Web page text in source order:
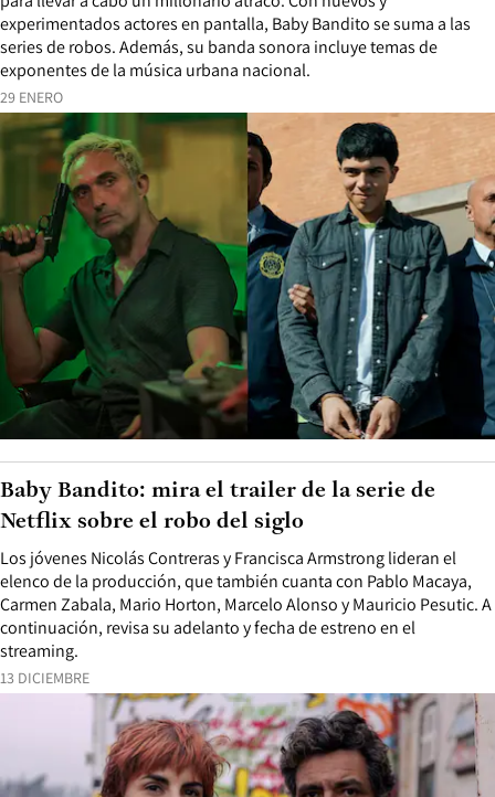
29 ENERO
experimentados actores en pantalla, Baby Bandito se suma a las
series de robos. Además, su banda sonora incluye temas de
exponentes de la música urbana nacional.
13 DICIEMBRE
Los jóvenes Nicolás Contreras y Francisca Armstrong lideran el
elenco de la producción, que también cuanta con Pablo Macaya,
Carmen Zabala, Mario Horton, Marcelo Alonso y Mauricio Pesutic. A
continuación, revisa su adelanto y fecha de estreno en el
streaming.
Baby Bandito: mira el trailer de la serie de
Netflix sobre el robo del siglo